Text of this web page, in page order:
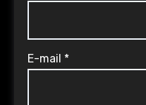
E-mail *